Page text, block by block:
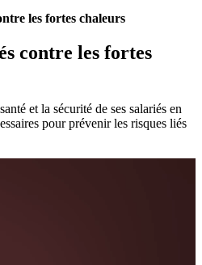
les fortes chaleurs
contre les fortes
et la sécurité de ses salariés en
pour prévenir les risques liés